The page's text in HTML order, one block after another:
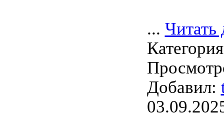
... Читать
Добавил: